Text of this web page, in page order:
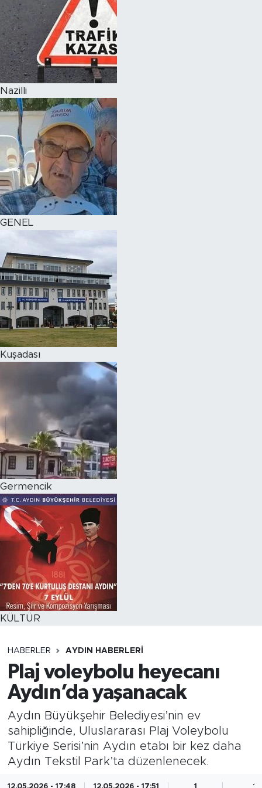
Nazilli
GENEL
Kuşadası
Germencik
KÜLTÜR
HABERLER AYDIN HABERLERI
Plaj voleybolu heyecanı
Aydın’da yaşanacak
Aydın Büyükşehir Belediyesi’nin ev
sahipliğinde, Uluslararası Plaj Voleybolu
Türkiye Serisi’nin Aydın etabı bir kez daha
Aydın Tekstil Park’ta düzenlenecek.